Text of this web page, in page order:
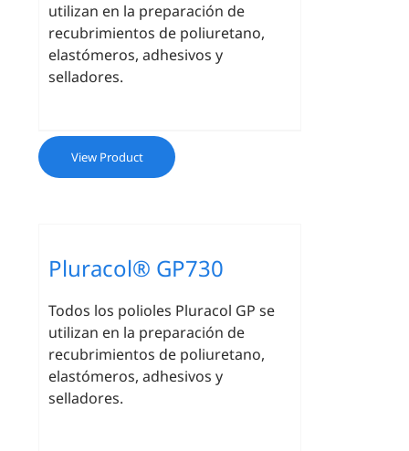
utilizan en la preparación de
recubrimientos de poliuretano,
elastómeros, adhesivos y
selladores.
View Product
Pluracol® GP730
Todos los polioles Pluracol GP se
utilizan en la preparación de
recubrimientos de poliuretano,
elastómeros, adhesivos y
selladores.